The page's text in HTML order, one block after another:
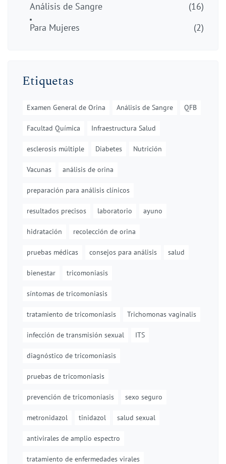
Análisis de Sangre
(16)
Para Mujeres
(2)
Etiquetas
Examen General de Orina Análisis de Sangre QFB
Facultad Química Infraestructura Salud
esclerosis múltiple Diabetes Nutrición
Vacunas análisis de orina
preparación para análisis clínicos
resultados precisos laboratorio ayuno
hidratación recolección de orina
pruebas médicas consejos para análisis salud
bienestar tricomoniasis
síntomas de tricomoniasis
tratamiento de tricomoniasis Trichomonas vaginalis
infección de transmisión sexual ITS
diagnóstico de tricomoniasis
pruebas de tricomoniasis
prevención de tricomoniasis sexo seguro
metronidazol tinidazol salud sexual
antivirales de amplio espectro
tratamiento de enfermedades virales